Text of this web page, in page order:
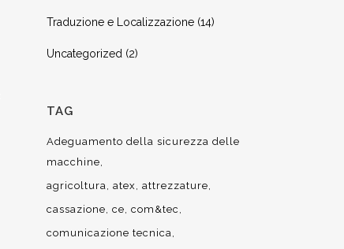
Traduzione e Localizzazione (14)
Uncategorized (2)
TAG
Adeguamento della sicurezza delle
macchine
agricoltura atex
attrezzature
cassazione ce com&tec
comunicazione tecnica